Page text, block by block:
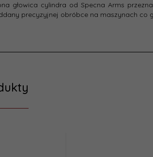
głowica cylindra od Specna Arms
precyzyjnej obróbce na maszynach co